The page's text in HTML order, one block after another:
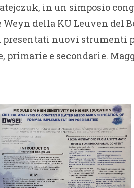
in un simposio
della KU Leuven del
nuovi strumenti
primarie e secondarie.